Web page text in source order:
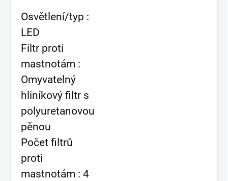
Osvětlení/typ :
LED
Filtr proti
mastnotám :
Omyvatelný
hliníkový filtr s
polyuretanovou
pěnou
Počet filtrů
proti
mastnotám : 4